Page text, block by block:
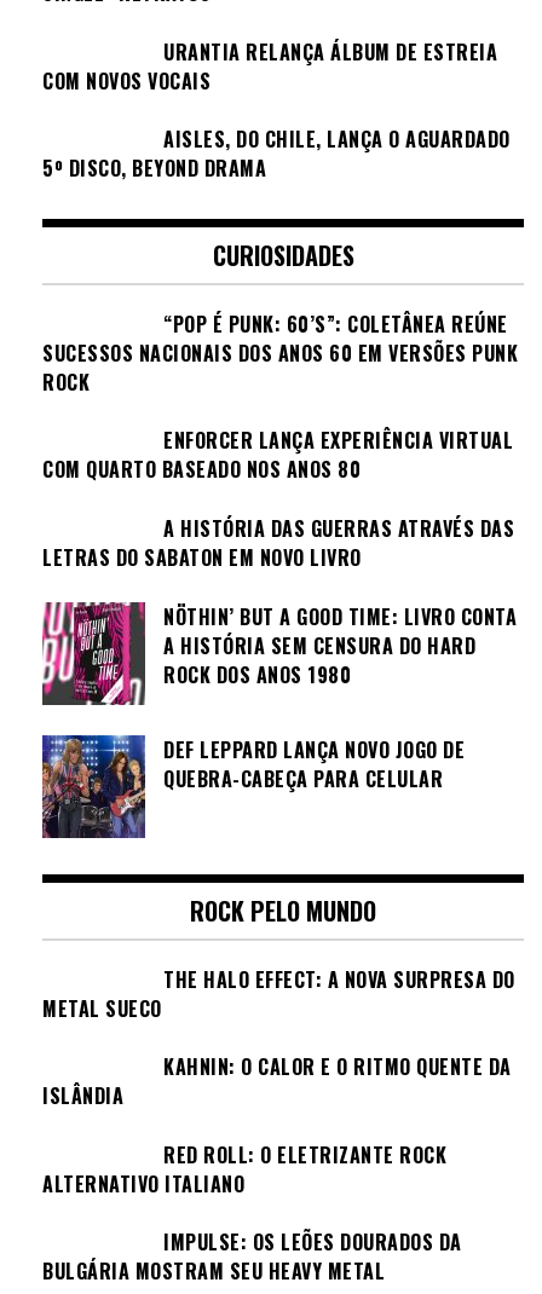
URANTIA RELANÇA ÁLBUM DE ESTREIA
COM NOVOS VOCAIS
AISLES, DO CHILE, LANÇA O AGUARDADO
5º DISCO, BEYOND DRAMA
CURIOSIDADES
“POP É PUNK: 60’S”: COLETÂNEA REÚNE
SUCESSOS NACIONAIS DOS ANOS 60 EM VERSÕES PUNK
ROCK
ENFORCER LANÇA EXPERIÊNCIA VIRTUAL
COM QUARTO BASEADO NOS ANOS 80
A HISTÓRIA DAS GUERRAS ATRAVÉS DAS
LETRAS DO SABATON EM NOVO LIVRO
NÖTHIN’ BUT A GOOD TIME: LIVRO CONTA
A HISTÓRIA SEM CENSURA DO HARD
ROCK DOS ANOS 1980
DEF LEPPARD LANÇA NOVO JOGO DE
QUEBRA-CABEÇA PARA CELULAR
ROCK PELO MUNDO
THE HALO EFFECT: A NOVA SURPRESA DO
METAL SUECO
KAHNIN: O CALOR E O RITMO QUENTE DA
ISLÂNDIA
RED ROLL: O ELETRIZANTE ROCK
ALTERNATIVO ITALIANO
IMPULSE: OS LEÕES DOURADOS DA
BULGÁRIA MOSTRAM SEU HEAVY METAL